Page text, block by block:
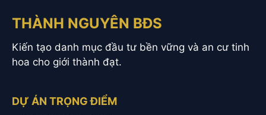
THÀNH NGUYÊN BĐS
Kiến tạo danh mục đầu tư bền vững và an cư tinh
hoa cho giới thành đạt.
DỰ ÁN TRỌNG ĐIỂM